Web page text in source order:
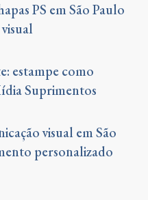
PS em São Paulo
estampe como
Suprimentos
visual em São
personalizado